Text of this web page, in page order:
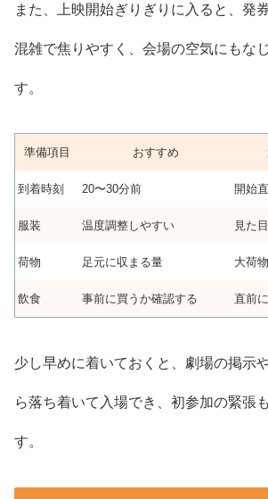
また、上映開始ぎりぎりに入ると、発
混雑で焦りやすく、会場の空気にもな
す。
準備項目 おすすめ
到着時刻 20〜30分前 開始
服装 温度調整しやすい 見た
荷物 足元に収まる量 大荷
飲食 事前に買うか確認する 直前
少し早めに着いておくと、劇場の掲示
ら落ち着いて入場でき、初参加の緊張
す。